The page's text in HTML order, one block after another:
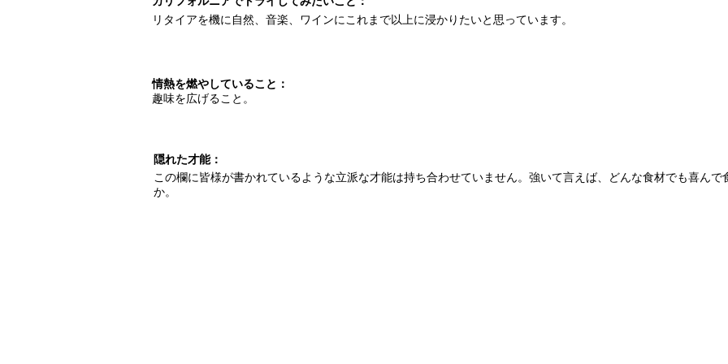
リタイアを機に自然、音楽、ワインにこれまで以上に浸かりたいと思っています。
情熱を燃やしていること：
趣味を広げること。
隠れた才能：
この欄に皆様が書かれているような立派な才能は持ち合わせていません。強いて言えば、どんな食材でも喜んで
か。